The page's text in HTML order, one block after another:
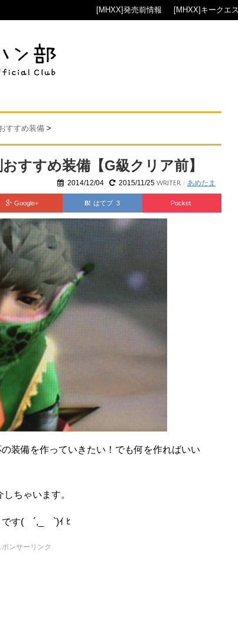
[MHXX]発売前情報 [MHXX]キークエ
すすめ装備 >
すすめ装備【G級クリア前】
2014/12/04 2015/11/25 writer : あめたま
Google+ はてブ 3 Pocket
装備を作っていきたい！でも何を作ればいい
ちゃいます。
です( ´,_ゝ`)ｲ ﾋ
ポンサーリンク